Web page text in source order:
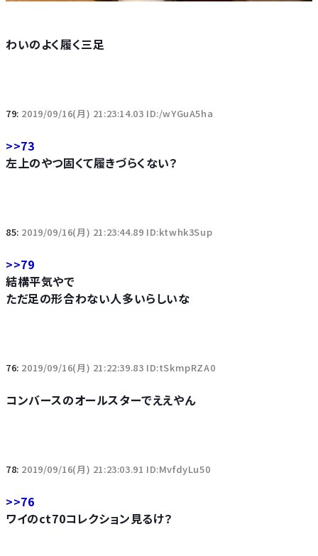
わいのよく履く三足
79: 2019/09/16(月) 21:23:14.03 ID:/wYGuA5ha
>>73
左上のやつ固くて履きづらくない？
85: 2019/09/16(月) 21:23:44.89 ID:ktwhk3Sup
>>79
結構平気やで
ただ足の形合わない人多いらしいな
76: 2019/09/16(月) 21:22:39.83 ID:tSkmpRZA0
コンバースのオールスターでええやん
78: 2019/09/16(月) 21:23:03.91 ID:MvfdyLu50
>>76
ワイのct70コレクション見るけ？